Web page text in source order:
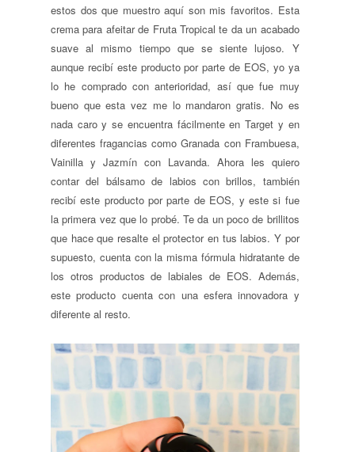
estos dos que muestro aquí son mis favoritos. Esta
crema para afeitar de Fruta Tropical te da un acabado
suave al mismo tiempo que se siente lujoso. Y
aunque recibí este producto por parte de EOS, yo ya
lo he comprado con anterioridad, así que fue muy
bueno que esta vez me lo mandaron gratis. No es
nada caro y se encuentra fácilmente en Target y en
diferentes fragancias como Granada con Frambuesa,
Vainilla y Jazmín con Lavanda. Ahora les quiero
contar del bálsamo de labios con brillos, también
recibí este producto por parte de EOS, y este si fue
la primera vez que lo probé. Te da un poco de brillitos
que hace que resalte el protector en tus labios. Y por
supuesto, cuenta con la misma fórmula hidratante de
los otros productos de labiales de EOS. Además,
este producto cuenta con una esfera innovadora y
diferente al resto.